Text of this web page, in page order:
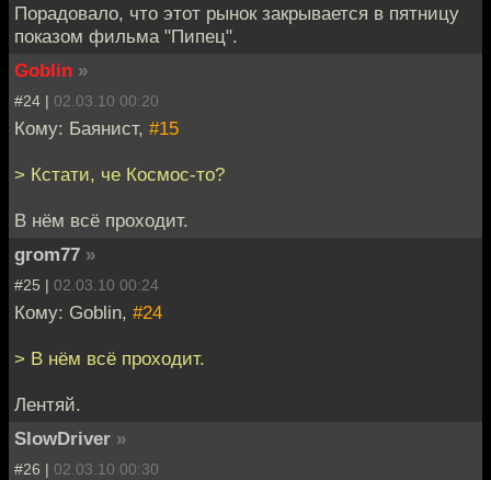
Порадовало, что этот рынок закрывается в пятницу
показом фильма "Пипец".
Goblin »
#24 | 02.03.10 00:20
Кому: Баянист, #15
> Кстати, че Космос-то?
В нём всё проходит.
grom77 »
#25 | 02.03.10 00:24
Кому: Goblin, #24
> В нём всё проходит.
Лентяй.
SlowDriver »
#26 | 02.03.10 00:30